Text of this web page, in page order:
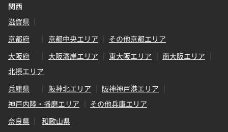
関西
滋賀県
京都府
京都中央エリア
その他京都エリア
大阪府
大阪湾岸エリア 東大阪エリア
南大阪エリア
北摂エリア
兵庫県
阪神北エリア
阪神神戸港エリア
神戸内陸・播磨エリア
その他兵庫エリア
奈良県
和歌山県